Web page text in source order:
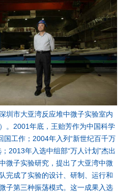
圳市大亚湾反应堆中微子实验室内
。2001年底，王贻芳作为中国科学
国工作；2004年入列“新世纪百千万
2013年入选中组部“万人计划”杰出
微子实验研究，提出了大亚湾中微
完成了实验的设计、研制、运行和
子第三种振荡模式。这一成果入选